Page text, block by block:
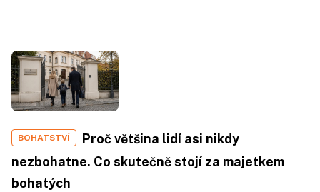
BOHATSTVÍ
Proč většina lidí asi nikdy
nezbohatne. Co skutečně stojí za majetkem
bohatých